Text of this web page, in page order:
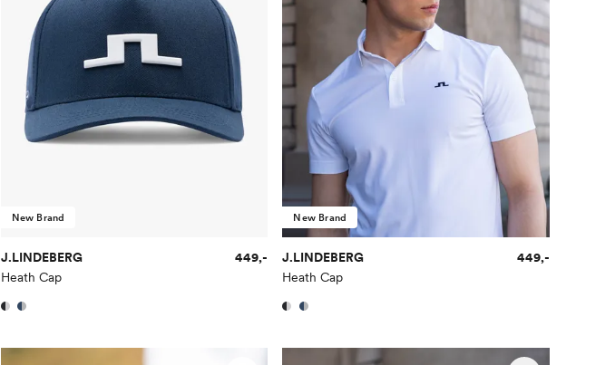
New Brand
J.LINDEBERG
Heath Cap
449,-
New Brand
J.LINDEBERG
Heath Cap
449,-